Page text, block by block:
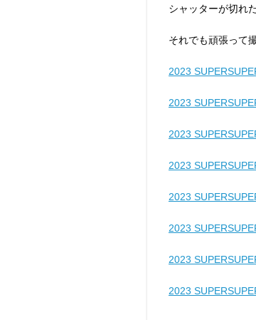
シャッターが切れ
それでも頑張って
2023
2023
2023
2023
2023
2023
2023
2023